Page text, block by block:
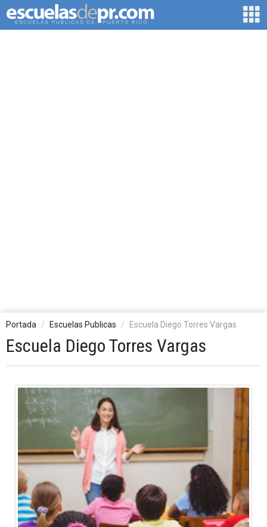
Portada Escuelas Publicas Escuela Diego Torres Vargas
Escuela Diego Torres Vargas